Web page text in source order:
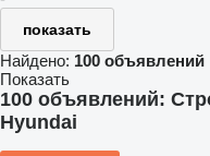
показать
Найдено: 100 объявлений
Показать
100 объявлений:
Hyundai